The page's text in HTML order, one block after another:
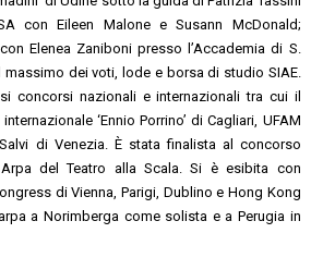
con Eileen Malone e Susann McDonald;
Elenea Zaniboni presso l’Accademia di S.
dei voti, lode e borsa di studio SIAE.
concorsi nazionali e internazionali tra cui il
‘Ennio Porrino’ di Cagliari, UFAM
di Venezia. È stata finalista al concorso
del Teatro alla Scala. Si è esibita con
di Vienna, Parigi, Dublino e Hong Kong
a Norimberga come solista e a Perugia in